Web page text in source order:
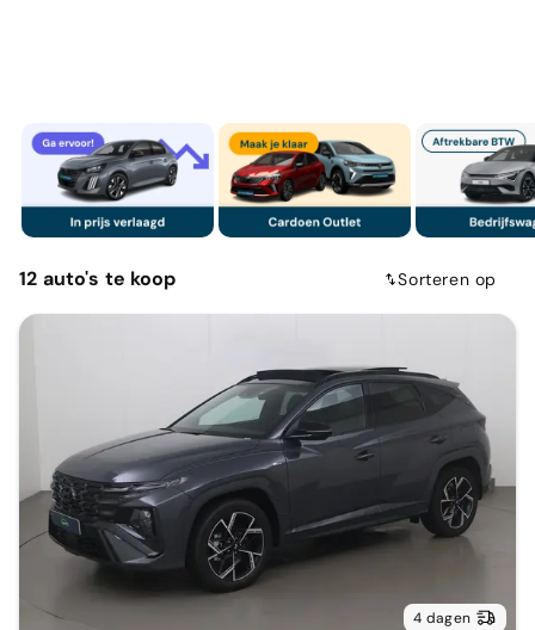
12 auto's te koop Sorteren op
4 dagen